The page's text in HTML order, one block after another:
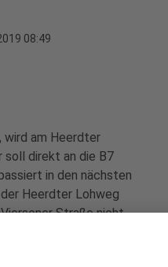
08:49
wird am Heerdter
direkt an die B7
in den nächsten
Heerdter Lohweg
Straße nicht
ist von den
betroffen. Auf